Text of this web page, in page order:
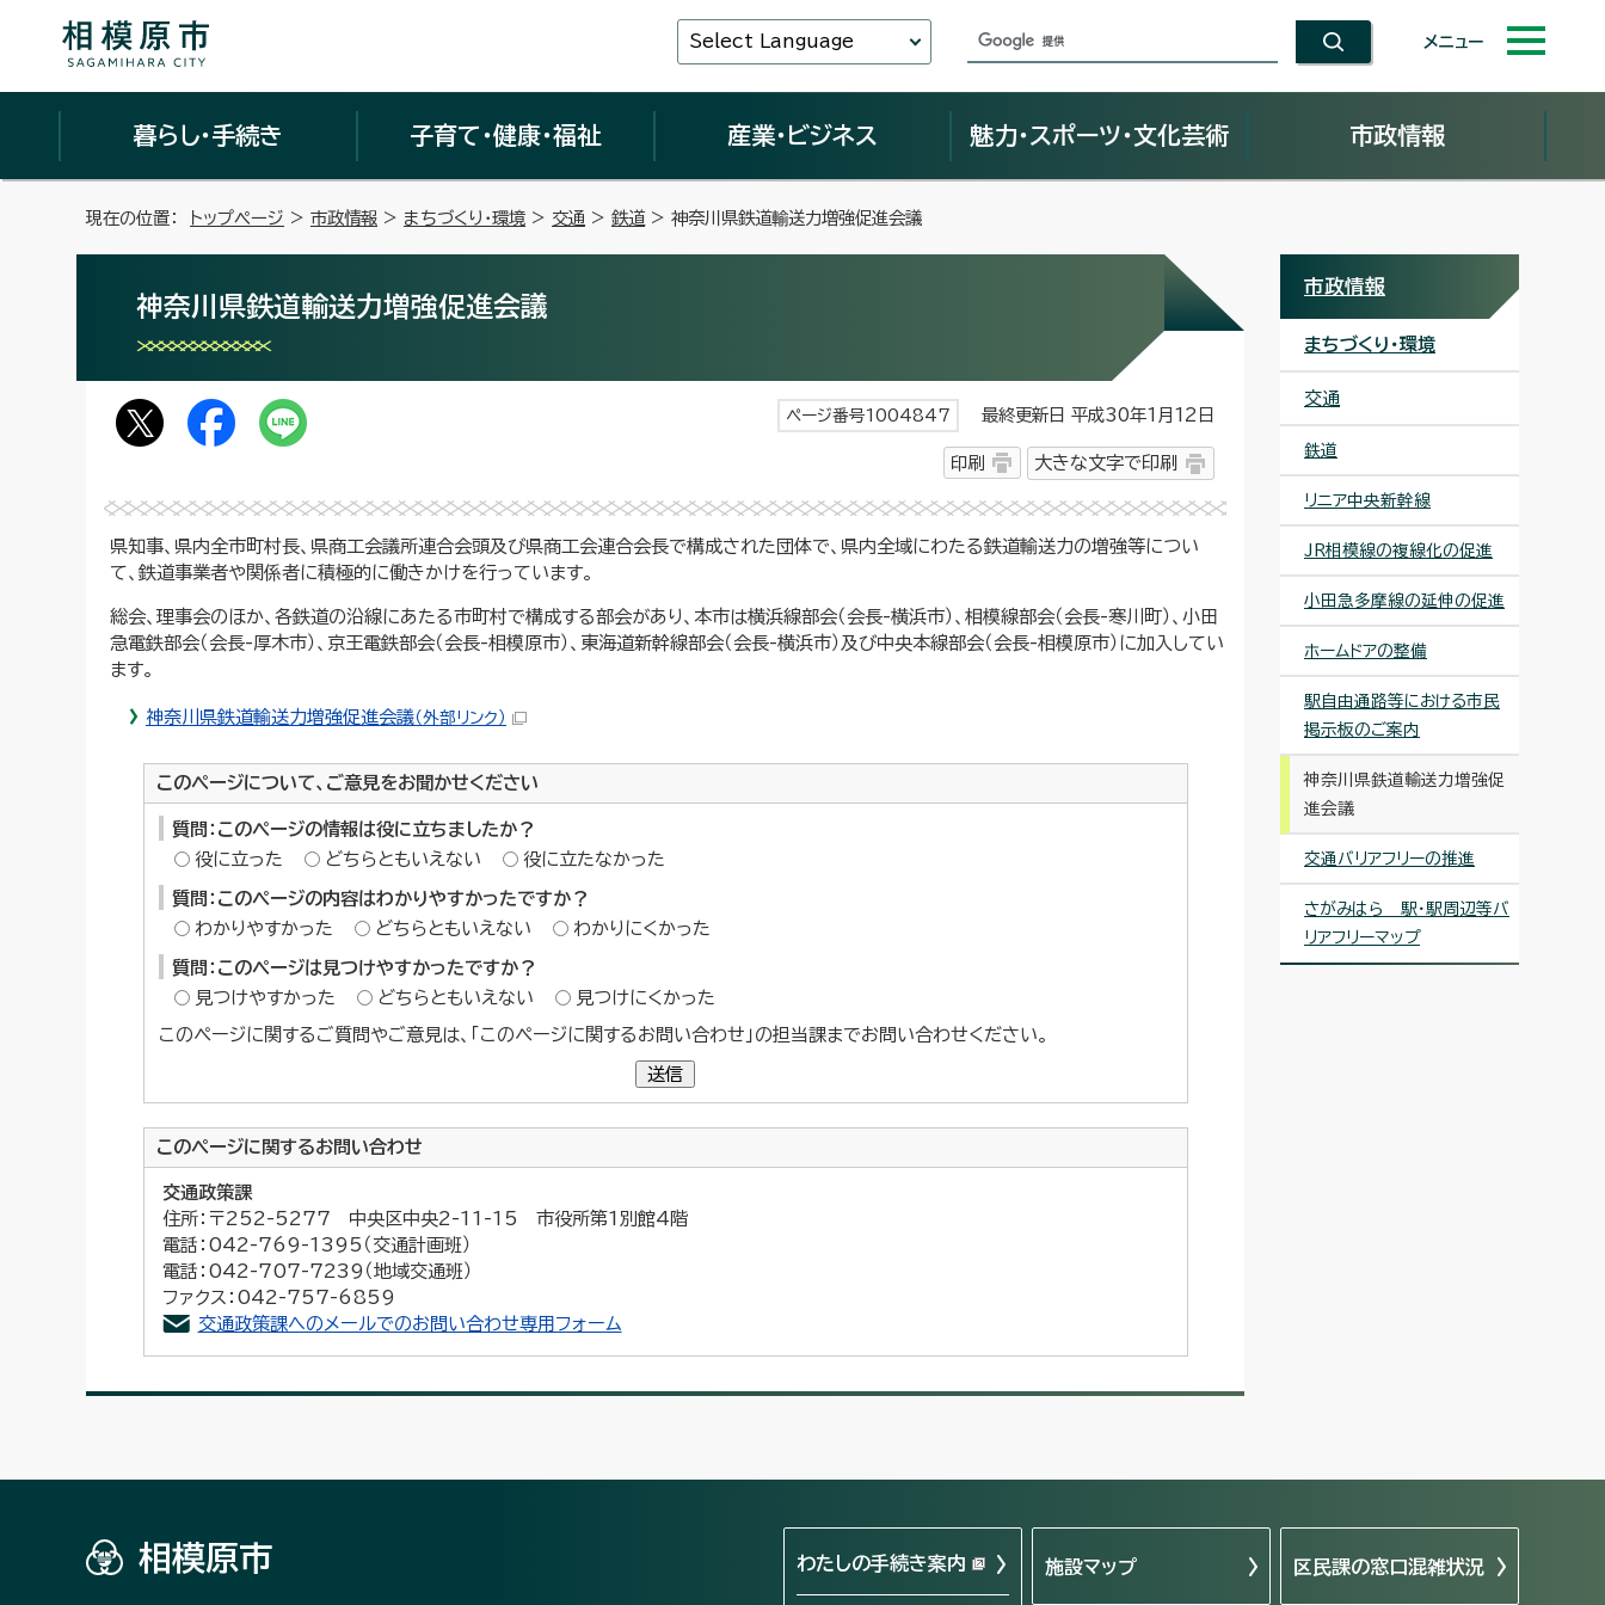
Select Language メニュー
暮らし・手続き 子育て・健康・福祉 産業・ビジネス 魅力・スポーツ・文化芸術 市政情報
現在の位置： トップページ > 市政情報 > まちづくり・環境 > 交通 > 鉄道 > 神奈川県鉄道輸送力増強促進会議
神奈川県鉄道輸送力増強促進会議
ページ番号1004847 最終更新日 平成30年1月12日
印刷 大きな文字で印刷
県知事、県内全市町村長、県商工会議所連合会頭及び県商工会連合会長で構成された団体で、県内全域にわたる鉄道輸送力の増強等につい
て、鉄道事業者や関係者に積極的に働きかけを行っています。
総会、理事会のほか、各鉄道の沿線にあたる市町村で構成する部会があり、本市は横浜線部会（会長-横浜市）、相模線部会（会長-寒川町）、小田
急電鉄部会（会長-厚木市）、京王電鉄部会（会長-相模原市）、東海道新幹線部会（会長-横浜市）及び中央本線部会（会長-相模原市）に加入してい
ます。
神奈川県鉄道輸送力増強促進会議（外部リンク）
このページについて、ご意見をお聞かせください
質問：このページの情報は役に立ちましたか？
役に立った
どちらともいえない 役に立たなかった
質問：このページの内容はわかりやすかったですか？
わかりやすかった
どちらともいえない わかりにくかった
質問：このページは見つけやすかったですか？
見つけやすかった
どちらともいえない 見つけにくかった
このページに関するご質問やご意見は、「このページに関するお問い合わせ」の担当課までお問い合わせください。
送信
このページに関するお問い合わせ
交通政策課
住所：〒252-5277 中央区中央2-11-15 市役所第1別館4階
電話：042-769-1395（交通計画班）
電話：042-707-7239（地域交通班）
ファクス：042-757-6859
交通政策課へのメールでのお問い合わせ専用フォーム
市政情報
まちづくり・環境
交通
鉄道
リニア中央新幹線
JR相模線の複線化の促進
小田急多摩線の延伸の促進
ホームドアの整備
駅自由通路等における市民
掲示板のご案内
神奈川県鉄道輸送力増強促
進会議
交通バリアフリーの推進
さがみはら 駅・駅周辺等バ
リアフリーマップ
相模原市 わたしの手続き案内 施設マップ 区民課の窓口混雑状況